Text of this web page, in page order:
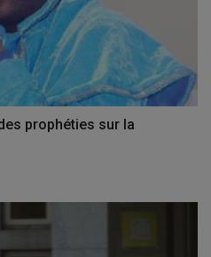
prophéties sur la